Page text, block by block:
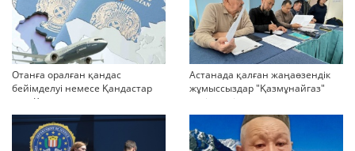
Отанға оралған қандас
бейімделуі немесе Қандастар
мен Қазақстандағы
мигранттарды ақпараттық
қолдау және әлеуметтік
бейімдеудің медиа-стратегиясы
Астанада қалған жаңаөзендік
жұмыссыздар "Қазмұнайгаз"
келіссөзді тоқтатып тастады
дейді